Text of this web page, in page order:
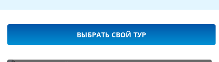
ВЫБРАТЬ СВОЙ ТУР